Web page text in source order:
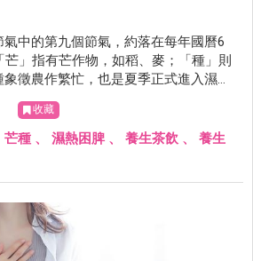
氣中的第九個節氣，約落在每年國曆6
芒」指有芒作物，如稻、麥；「種」則
徵農作繁忙，也是夏季正式進入濕熱
收藏
芒種 、 濕熱困脾、 養生茶飲 、 養生